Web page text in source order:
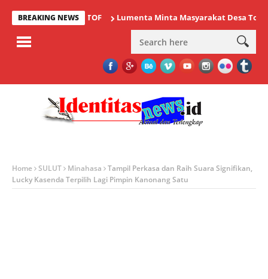
BREAKING NEWS Lumenta Minta Masyarakat Desa Tolok
Home SULUT Minahasa
Tampil Perkasa dan Raih Suara Signifikan,
Lucky Kasenda Terpilih Lagi Pimpin Kanonang Satu